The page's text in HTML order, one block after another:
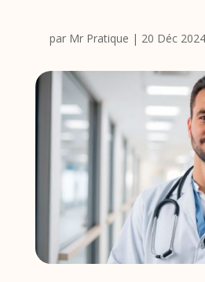
par Mr Pratique | 20 Déc 2024